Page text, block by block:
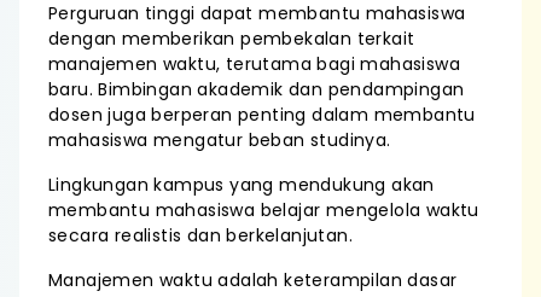
Perguruan tinggi dapat membantu mahasiswa
dengan memberikan pembekalan terkait
manajemen waktu, terutama bagi mahasiswa
baru. Bimbingan akademik dan pendampingan
dosen juga berperan penting dalam membantu
mahasiswa mengatur beban studinya.
Lingkungan kampus yang mendukung akan
membantu mahasiswa belajar mengelola waktu
secara realistis dan berkelanjutan.
Manajemen waktu adalah keterampilan dasar